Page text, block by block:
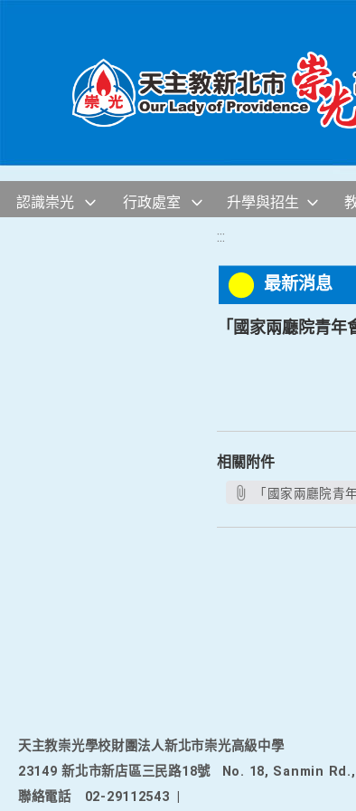
認識崇光 行政處室 升學與招生
:::
最新消息
「國家兩廳院青
相關附件
「國家兩廳院
天主教崇光學校財團法人新北市崇光高級中學
23149 新北市新店區三民路18號
No. 18, Sanmin
聯絡電話
02-29112543